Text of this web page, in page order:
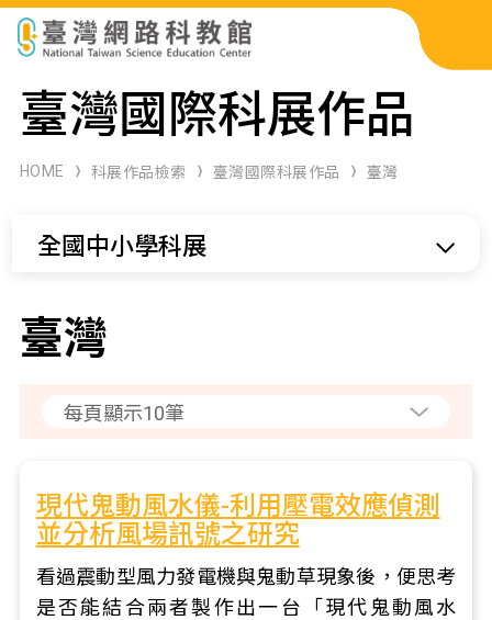
科展作品檢索
科學研習月刊
臺灣國際科展作品
HOME 科展作品檢索 臺灣國際科展作品 臺灣
全國中小學科展
臺灣
現代鬼動風水儀-利用壓電效應偵測
並分析風場訊號之研究
看過震動型風力發電機與鬼動草現象後，便思考
是否能結合兩者製作出一台「現代鬼動風水